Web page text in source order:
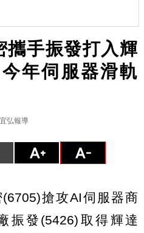
攜手振發打入輝
年伺服器滑軌
弘報導
搶攻AI伺服器商
振發(5426)取得輝達